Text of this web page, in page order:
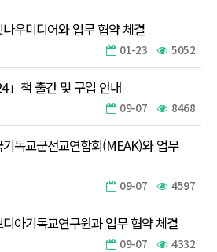
우미디어와 업무 협약 체결
01-23 5052
」책 출간 및 구입 안내
09-07 8468
독교군선교연합회(MEAK)와 업무
09-07 4597
아기독교연구원과 업무 협약 체결
09-07 4332